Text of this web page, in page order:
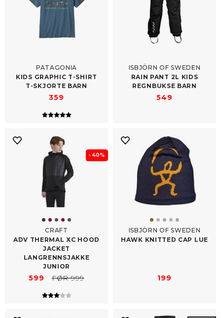
PATAGONIA
KIDS GRAPHIC T-​SHIRT
T-SKJORTE BARN
359
Karakter:
5.0 av 5 mulige
ISBJÖRN OF SWEDEN
RAIN PANT 2L KIDS
REGNBUKSE BARN
549
- 40%
CRAFT
ADV THERMAL XC HOOD
JACKET
LANGRENNSJAKKE
JUNIOR
599 FØR 999
Karakter:
3.0 av 5 mulige
ISBJÖRN OF SWEDEN
HAWK KNITTED CAP LUE
199